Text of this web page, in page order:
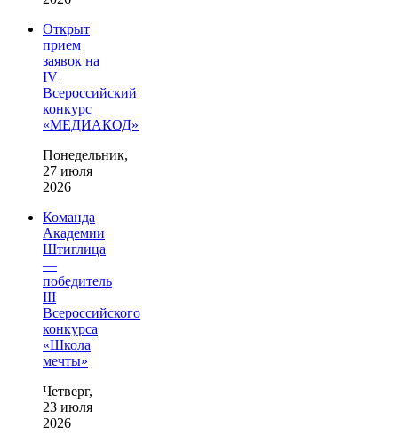
Открыт
прием
заявок на
IV
Всероссийский
конкурс
«МЕДИАКОД»
Понедельник,
27 июля
2026
Команда
Академии
Штиглица
—
победитель
III
Всероссийского
конкурса
«Школа
мечты»
Четверг,
23 июля
2026